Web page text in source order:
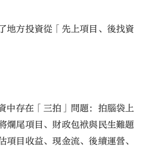
地方投資從「先上項目、後找資
中存在「三拍」問題：拍腦袋上
爛尾項目、財政包袱與民生難題
目收益、現金流、後續運營、